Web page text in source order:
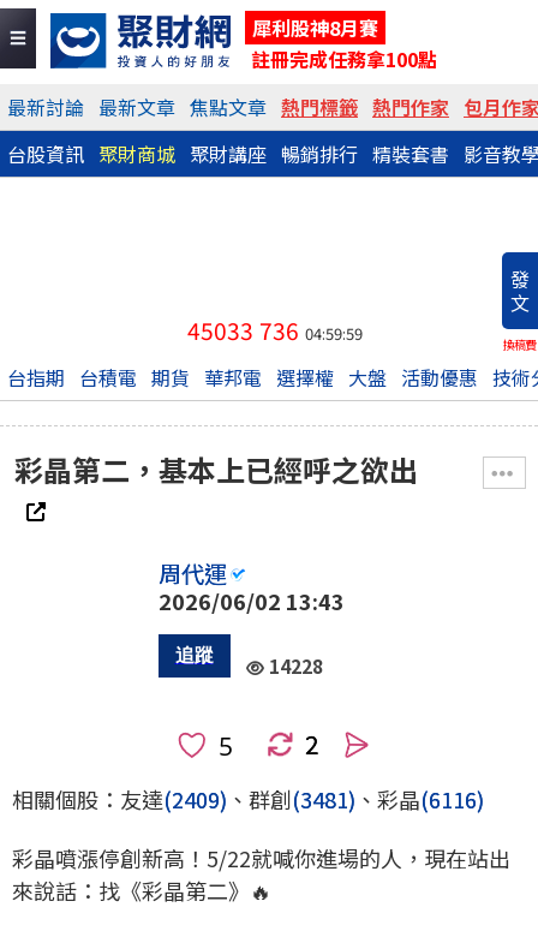
犀利股神8月賽
註冊完成任務拿100點
最新討論 最新文章 焦點文章 熱門標籤 熱門作家 包月作
台股資訊 聚財商城 聚財講座 暢銷排行 精裝套書 影音教
發
文
換稿費
45033 736 04:59:59
台指期 台積電 期貨 華邦電 選擇權 大盤 活動優惠 技術
彩晶第二，基本上已經呼之欲出
周代運
2026/06/02 13:43
14228
2
相關個股：友達(2409) 、群創(3481) 、彩晶(6116)
彩晶噴漲停創新高！5/22就喊你進場的人，現在站出
來說話：找《彩晶第二》🔥